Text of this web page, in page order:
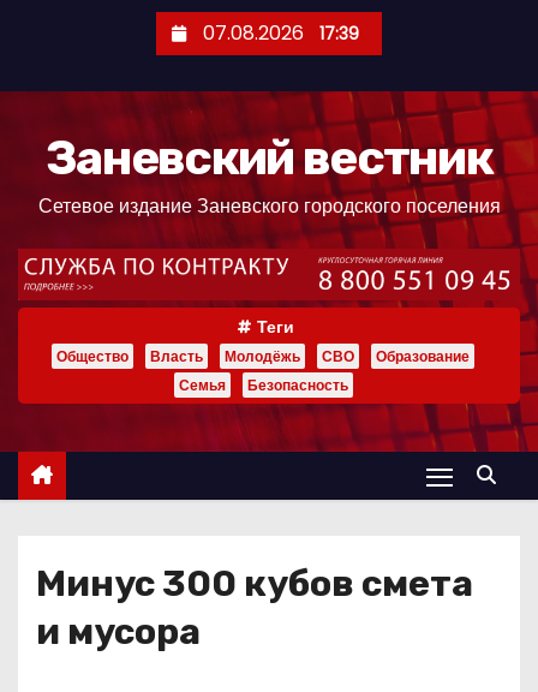
ж
07.08.2026 17:39
Заневский вестник
Сетевое издание Заневского городского поселения
Теги
Общество Власть Молодёжь СВО
Образование
Семья
Безопасность
Минус 300 кубов смета
и мусора